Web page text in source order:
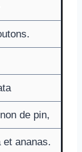
de pin,
ananas.